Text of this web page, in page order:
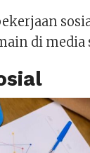
di media